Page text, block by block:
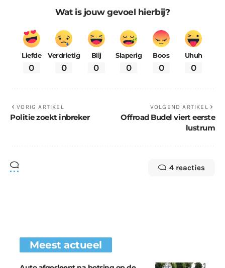
Wat is jouw gevoel hierbij?
Liefde
0
Verdrietig
0
Blij
0
Slaperig
0
Boos
0
Uhuh
0
VORIG ARTIKEL
Politie zoekt inbreker
VOLGEND ARTIKEL
Offroad Budel viert eerste
lustrum
4 reacties
Meest actueel